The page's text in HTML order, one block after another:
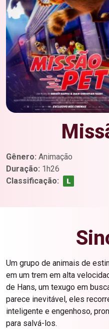
Gênero: Animação
Duração: 1h26
Classificação:
Um grupo de animais de
em um trem em alta
de Hans, um texugo em
parece inevitável, eles
inteligente e engenhoso,
para salvá-los.